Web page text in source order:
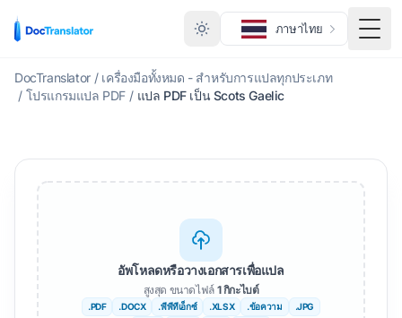
ภาษาไทย
สลับ
DocTranslator / เครื่องมือทั้งหมด - สำหรับการแปลทุกประเภท
/ โปรแกรมแปล PDF / แปล PDF เป็น Scots Gaelic
อัพโหลดหรือวางเอกสารเพื่อแปล
สูงสุด ขนาดไฟล์ 1 กิกะไบต์
.PDF .DOCX .พีพีทีเอ็กซ์ .XLSX .ข้อความ
.JPG